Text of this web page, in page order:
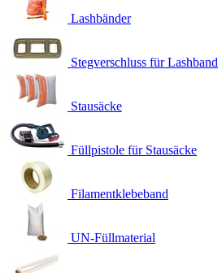
Lashbänder
Stegverschluss für Lashband
Stausäcke
Füllpistole für Stausäcke
Filamentklebeband
UN-Füllmaterial